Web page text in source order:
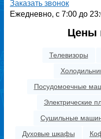
Заказать звонок
Ежедневно, с 7:00 до
Цены
Телевизоры
Посудомоечные
Электрические
Сушильные
Духовые шкафы